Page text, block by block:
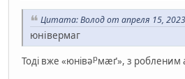
Цитата: Волод от апреля 15,
юнівермаг
Тоді вже «юнівəрмæґ», з робленим